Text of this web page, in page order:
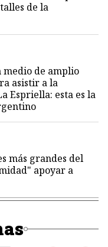
de la
medio de amplio
asistir a la
Espriella: esta es la
más grandes del
apoyar a